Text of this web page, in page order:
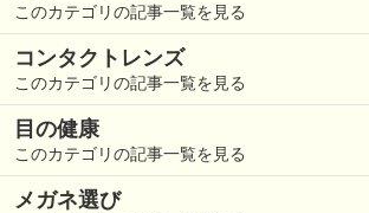
このカテゴリの記事一覧を見る
コンタクトレンズ
このカテゴリの記事一覧を見る
目の健康
このカテゴリの記事一覧を見る
メガネ選び